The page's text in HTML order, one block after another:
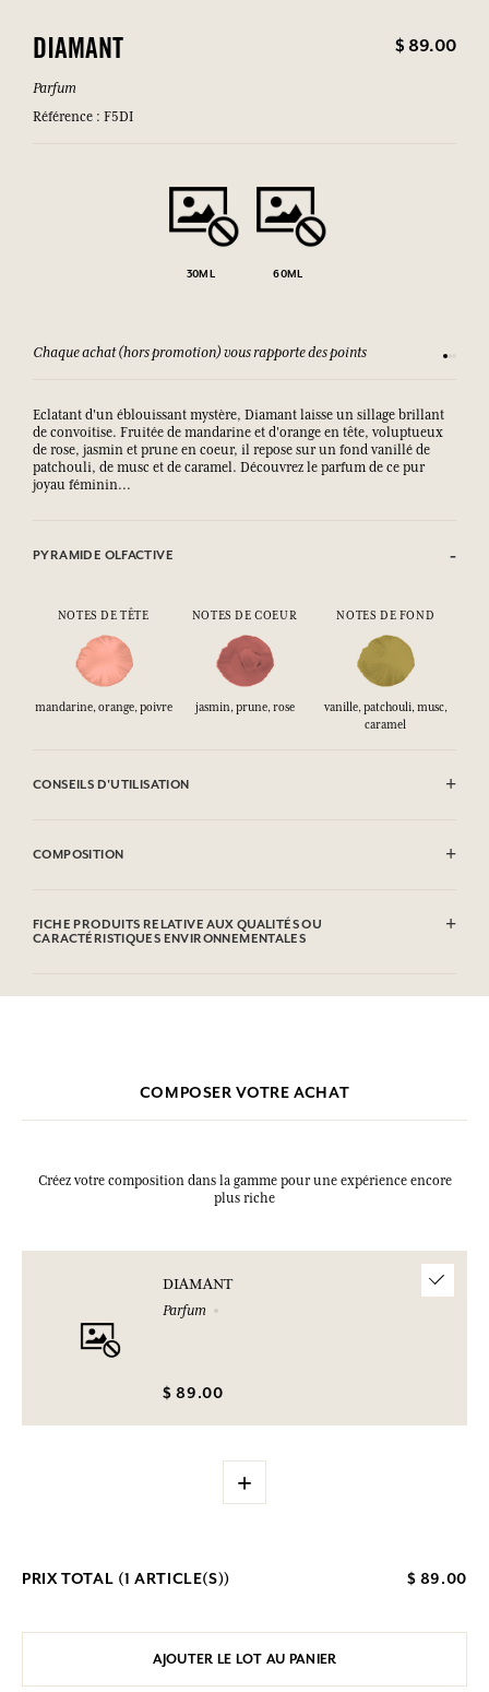
DIAMANT $ 89.00
Parfum
Référence : F5DI
30ML 60ML
Chaque achat (hors promotion) vous rapporte des points
Eclatant d'un éblouissant mystère, Diamant laisse un sillage brillant
de convoitise. Fruitée de mandarine et d'orange en tête, voluptueux
de rose, jasmin et prune en coeur, il repose sur un fond vanillé de
patchouli, de musc et de caramel. Découvrez le parfum de ce pur
joyau féminin...
PYRAMIDE OLFACTIVE
NOTES DE TÊTE NOTES DE COEUR NOTES DE FOND
mandarine, orange, poivre jasmin, prune, rose
vanille, patchouli, musc,
caramel
CONSEILS D'UTILISATION
COMPOSITION
Linalool, Limonene, Hydroxycitronellal, Citronellol, Hexyl
Cinnamal, Coumarin, Alpha-isomethyl Ionone, Citral, Benzyl
FICHE PRODUITS RELATIVE AUX QUALITÉS OU
CARACTÉRISTIQUES ENVIRONNEMENTALES
Veuillez consulter les qualités ou caractéristiques environnementales
COMPOSER VOTRE ACHAT
Créez votre composition dans la gamme pour une expérience encore
plus riche
DIAMANT
Parfum
$ 89.00
+
PRIX TOTAL (1 ARTICLE(S)) $ 89.00
AJOUTER LE LOT AU PANIER